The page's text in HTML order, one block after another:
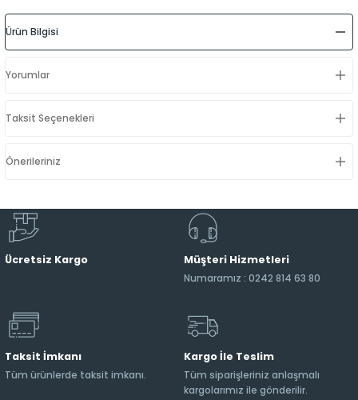
Ürün Bilgisi
Yorumlar
Taksit Seçenekleri
Önerileriniz
Ücretsiz Kargo Müşteri Hizmetleri
Numaramız : 0242 814 63 80
Taksit İmkanı
Tüm ürünlerde taksit imkanı.
Kargo İle Teslim
Tüm siparişleriniz anlaşmalı
kargolarımız ile gönderilir.